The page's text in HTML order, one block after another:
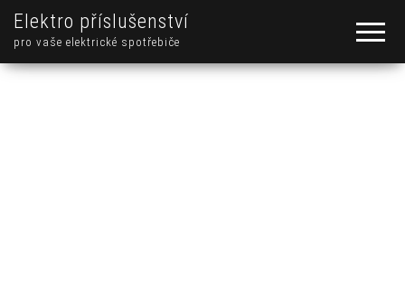
Elektro příslušenství
pro vaše elektrické spotřebiče